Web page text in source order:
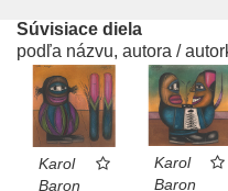
Súvisiace diela
podľa názvu, autora /
Karol
Baron
Karol
Baron